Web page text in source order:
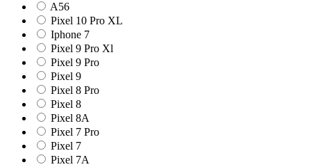
A56
Pixel 10 Pro XL
Iphone 7
Pixel 9 Pro Xl
Pixel 9 Pro
Pixel 9
Pixel 8 Pro
Pixel 8
Pixel 8A
Pixel 7 Pro
Pixel 7
Pixel 7A